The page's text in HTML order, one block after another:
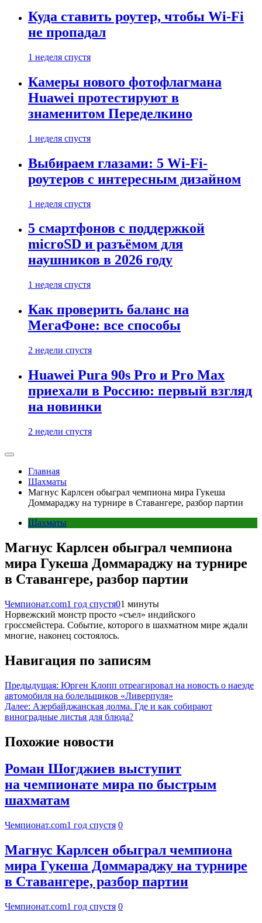
Куда ставить роутер, чтобы Wi-Fi
не пропадал
1 неделя спустя
Камеры нового фотофлагмана
Huawei протестируют в
знаменитом Переделкино
1 неделя спустя
Выбираем глазами: 5 Wi-Fi-
роутеров с интересным дизайном
1 неделя спустя
5 смартфонов с поддержкой
microSD и разъёмом для
наушников в 2026 году
1 неделя спустя
Как проверить баланс на
МегаФоне: все способы
2 недели спустя
Huawei Pura 90s Pro и Pro Max
приехали в Россию: первый взгляд
на новинки
2 недели спустя
Главная
Шахматы
Магнус Карлсен обыграл чемпиона мира Гукеша
Доммараджу на турнире в Ставангере, разбор партии
Шахматы
Магнус Карлсен обыграл чемпиона
мира Гукеша Доммараджу на турнире
в Ставангере, разбор партии
Чемпионат.com1 год спустя01 минуты
Норвежский монстр просто «съел» индийского
гроссмейстера. Событие, которого в шахматном мире ждали
многие, наконец состоялось.
Навигация по записям
Предыдущая: Юрген Клопп отреагировал на новость о наезде
автомобиля на болельщиков «Ливерпуля»
Далее: Азербайджанская долма. Где и как собирают
виноградные листья для блюда?
Похожие новости
Роман Шогджиев выступит
на чемпионате мира по быстрым
шахматам
Чемпионат.com1 год спустя 0
Магнус Карлсен обыграл чемпиона
мира Гукеша Доммараджу на турнире
в Ставангере, разбор партии
Чемпионат.com1 год спустя 0